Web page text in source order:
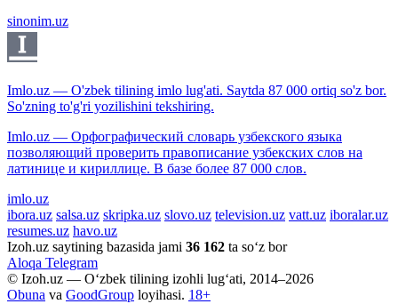
sinonim.uz
Imlo.uz — O'zbek tilining imlo lug'ati. Saytda 87 000 ortiq so'z bor.
So'zning to'g'ri yozilishini tekshiring.
Imlo.uz — Орфографический словарь узбекского языка
позволяющий проверить правописание узбекских слов на
латинице и кириллице. В базе более 87 000 слов.
imlo.uz
ibora.uz salsa.uz skripka.uz slovo.uz television.uz vatt.uz iboralar.uz
resumes.uz havo.uz
Izoh.uz saytining bazasida jami 36 162 ta so‘z bor
Aloqa Telegram
© Izoh.uz — O‘zbek tilining izohli lug‘ati, 2014–2026
Obuna va GoodGroup loyihasi. 18+